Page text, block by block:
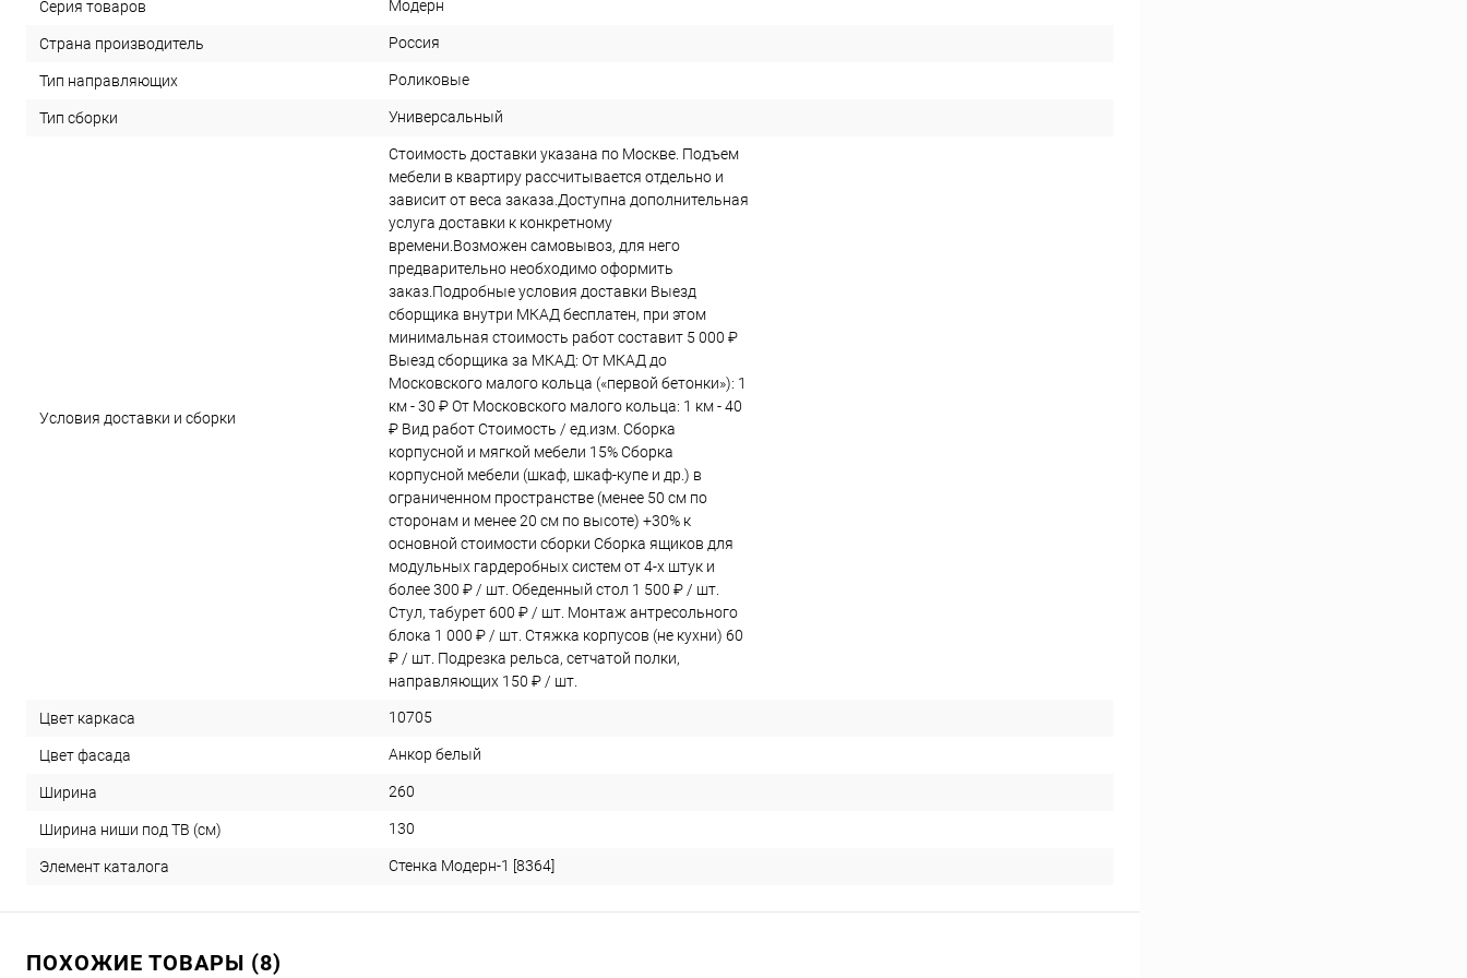
Серия товаров Модерн
Страна производитель Россия
Тип направляющих Роликовые
Тип сборки Универсальный
Условия доставки и сборки
Стоимость доставки указана по Москве. Подъем
мебели в квартиру рассчитывается отдельно и
зависит от веса заказа.Доступна дополнительная
услуга доставки к конкретному
времени.Возможен самовывоз, для него
предварительно необходимо оформить
заказ.Подробные условия доставки Выезд
сборщика внутри МКАД бесплатен, при этом
минимальная стоимость работ составит 5 000 ₽
Выезд сборщика за МКАД: От МКАД до
Московского малого кольца («первой бетонки»): 1
км - 30 ₽ От Московского малого кольца: 1 км - 40
₽ Вид работ Стоимость / ед.изм. Сборка
корпусной и мягкой мебели 15% Сборка
корпусной мебели (шкаф, шкаф-купе и др.) в
ограниченном пространстве (менее 50 см по
сторонам и менее 20 см по высоте) +30% к
основной стоимости сборки Сборка ящиков для
модульных гардеробных систем от 4-х штук и
более 300 ₽ / шт. Обеденный стол 1 500 ₽ / шт.
Стул, табурет 600 ₽ / шт. Монтаж антресольного
блока 1 000 ₽ / шт. Стяжка корпусов (не кухни) 60
₽ / шт. Подрезка рельса, сетчатой полки,
направляющих 150 ₽ / шт.
Цвет каркаса 10705
Цвет фасада Анкор белый
Ширина 260
Ширина ниши под ТВ (см) 130
Элемент каталога Стенка Модерн-1 [8364]
ПОХОЖИЕ ТОВАРЫ (8)